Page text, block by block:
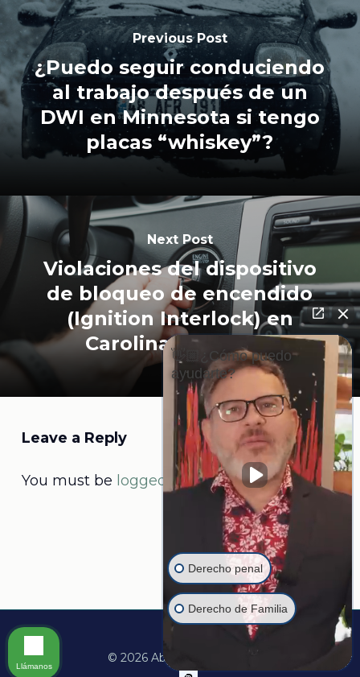
Previous Post
¿Puedo seguir conduciendo
al trabajo después de un
DWI en Minnesota si tengo
placas “whiskey”?
Next Post
Violaciones del dispositivo
de bloqueo de encendido
(Ignition Interlock) en
Carolina del Norte
Leave a Reply
You must be logged into post a comment.
© 2026 Abogado Martine.
👋🏼¿Cómo puedo
ayudarte?
Derecho penal
Derecho de Familia
Llámanos